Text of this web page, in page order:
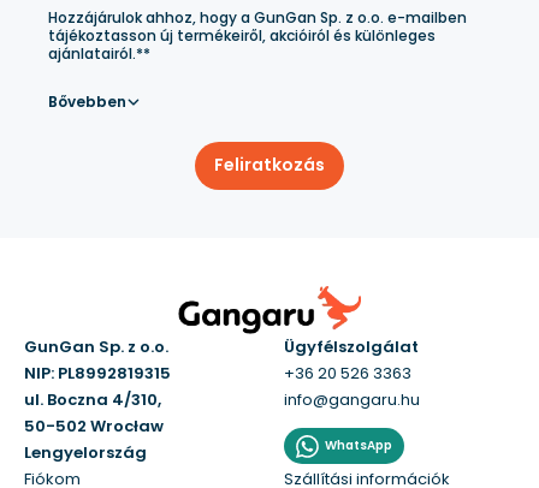
Hozzájárulok ahhoz, hogy a GunGan Sp. z o.o. e-mailben
tájékoztasson új termékeiről, akcióiról és különleges
ajánlatairól.**
Bővebben
Feliratkozás
GunGan Sp. z o.o.
NIP: PL8992819315
ul. Boczna 4/310,
50-502 Wrocław
Lengyelország
Ügyfélszolgálat
+36 20 526 3363
info@gangaru.hu
WhatsApp
Fiókom
Szállítási információk